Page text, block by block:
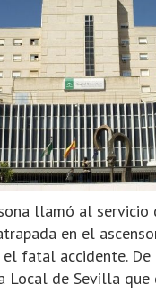
llamó al servicio
en el
fatal accidente.
Local de Sevilla